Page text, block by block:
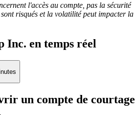
l'accès au compte, pas la sécurité
risqués et la volatilité peut impacter la
en temps réel
un compte de courtage